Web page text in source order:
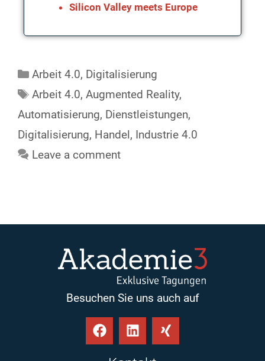
Silicon Valley meets Europe
Arbeit 4.0, Digitalisierung
Arbeit 4.0,Augmented Reality,
Automatisierung, Dienstleistungen,
Digitalisierung, Handel, Industrie 4.0
Leave a comment
Besuchen Sie uns auch auf